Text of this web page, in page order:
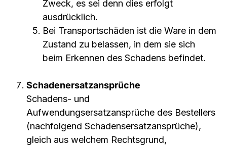
Zweck, es sei denn dies erfolgt
ausdrücklich.
Bei Transportschäden ist die Ware in dem
Zustand zu belassen, in dem sie sich
beim Erkennen des Schadens befindet.
Schadenersatzansprüche
Schadens- und
Aufwendungsersatzansprüche des Bestellers
(nachfolgend Schadensersatzansprüche),
gleich aus welchem Rechtsgrund,